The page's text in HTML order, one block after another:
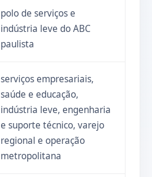
polo de serviços e
indústria leve do ABC
paulista
serviços empresariais,
saúde e educação,
indústria leve, engenharia
e suporte técnico, varejo
regional e operação
metropolitana